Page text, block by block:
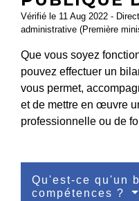
Vérifié le 11 Aug 2022 -
administrative (Première
Que vous soyez
pouvez effectuer un
vous permet,
et de mettre en œuvre
professionnelle ou de
Qu'est-ce qu'un
compétences ?